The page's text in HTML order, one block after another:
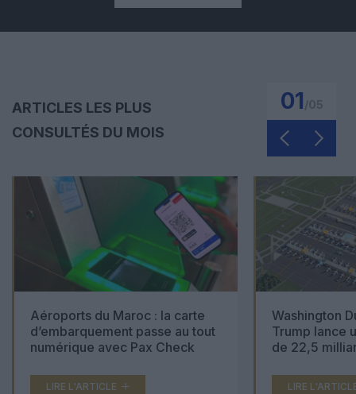
ARTICLES LES PLUS
CONSULTÉS DU MOIS
01
Aéroports du Maroc : la carte
d’embarquement passe au tout
numérique avec Pax Check
LIRE L'ARTICLE
Washington
Trump lance
de 22,5
LIRE